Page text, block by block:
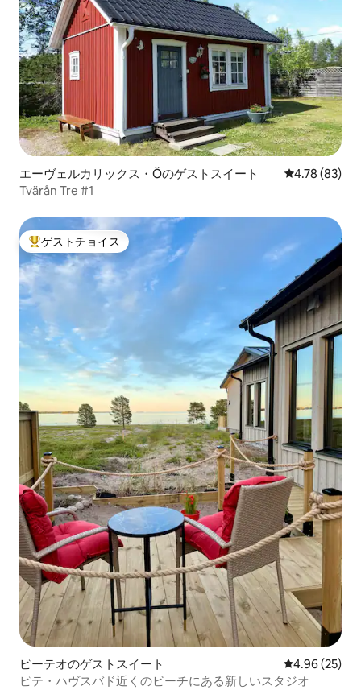
エーヴェルカリックス・Öのゲストスイート レビュー83
4.78 (83)
Tvärån Tre #1
大好評のゲストチョイスです。
ゲストチョイス
ピーテオのゲストスイート レビュー25
4.96 (25)
ピテ・ハヴスバド近くのビーチにある新しいスタジオ